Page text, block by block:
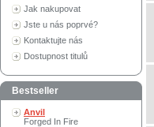
Jak nakupovat
Jste u nás poprvé?
Kontaktujte nás
Dostupnost titulů
Bestseller
Anvil
Forged In Fire